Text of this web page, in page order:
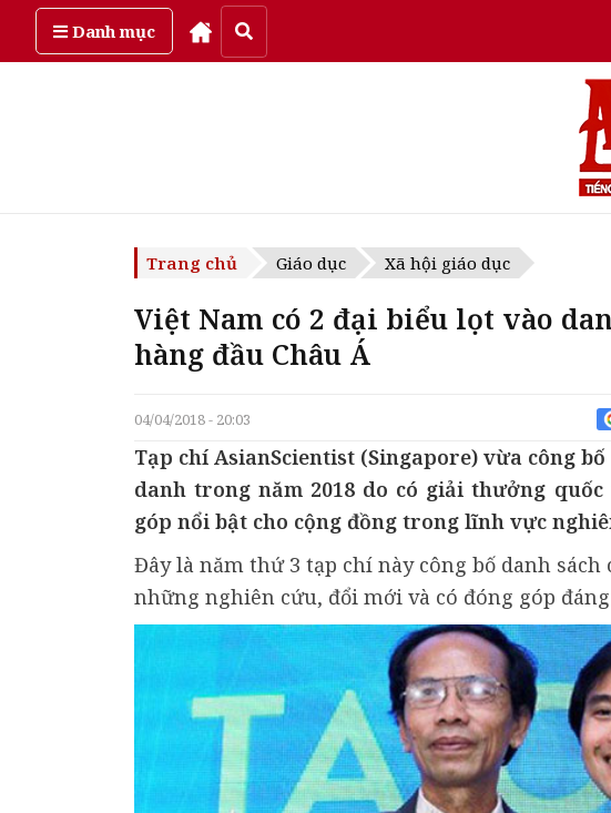
Danh mụcThứ năm, ngày 6/08/2026
Trang chủ Giáo dục Xã hội giáo dục
Việt Nam có 2 đại biểu lọt vào
hàng đầu Châu Á
04/04/2018 - 20:03
Tạp chí AsianScientist (Singapore) vừa công
danh trong năm 2018 do có giải thưởng
góp nổi bật cho cộng đồng trong lĩnh vực
Đây là năm thứ 3 tạp chí này công bố danh
những nghiên cứu, đổi mới và có đóng góp